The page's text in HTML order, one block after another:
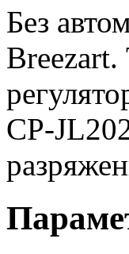
Без
Breezart.
CP-